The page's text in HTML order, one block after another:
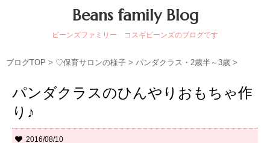
Beans family Blog
ビーンズファミリー コスギビーンズのブログです
ブログTOP > ♡保育サロンの様子 > パンダクラス・2歳半～3歳 >
パンダクラスのひんやりおもちゃ作
り♪
2016/08/10